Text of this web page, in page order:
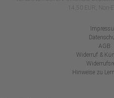
AGB
Widerruf &
Hinweise zu